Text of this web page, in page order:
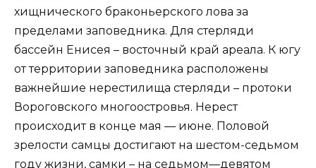
хищнического браконьерского лова за
пределами заповедника. Для стерляди
бассейн Енисея – восточный край ареала. К югу
от территории заповедника расположены
важнейшие нерестилища стерляди – протоки
Вороговского многоостровья. Нерест
происходит в конце мая — июне. Половой
зрелости самцы достигают на шестом-седьмом
году жизни, самки – на седьмом—девятом